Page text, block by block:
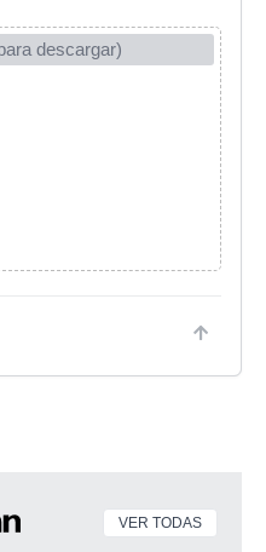
descargar)
VER TODAS